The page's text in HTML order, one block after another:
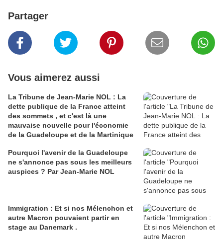
Partager
Vous aimerez aussi
La Tribune de Jean-Marie NOL : La
dette publique de la France atteint
des sommets , et c'est là une
mauvaise nouvelle pour l'économie
de la Guadeloupe et de la Martinique
Pourquoi l'avenir de la Guadeloupe
ne s'annonce pas sous les meilleurs
auspices ? Par Jean-Marie NOL
Immigration : Et si nos Mélenchon et
autre Macron pouvaient partir en
stage au Danemark .